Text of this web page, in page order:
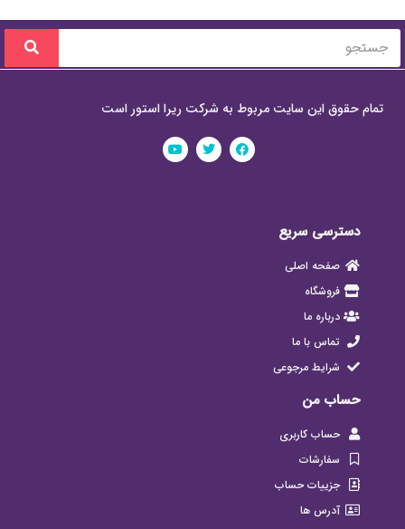
تمام حقوق این سایت مربوط به شرکت ریرا استور است
دسترسی سریع
صفحه اصلی
فروشگاه
درباره ما
تماس با ما
شرایط مرجوعی
حساب من
حساب کاربری
سفارشات
جزییات حساب
آدرس ها